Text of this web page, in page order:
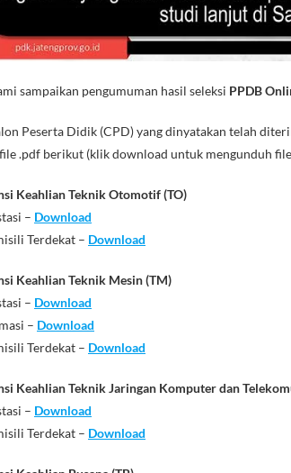
sampaikan pengumuman hasil seleksi PPDB
Peserta Didik (CPD) yang dinyatakan telah
.pdf berikut (klik download untuk mengunduh
Keahlian Teknik Otomotif (TO)
– Download
Terdekat – Download
Keahlian Teknik Mesin (TM)
– Download
– Download
Terdekat – Download
Keahlian Teknik Jaringan Komputer dan
– Download
Terdekat – Download